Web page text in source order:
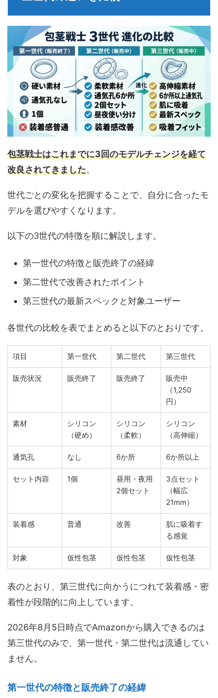
包茎戦士はこれまでに3回のモデルチェンジを経て
改良されてきました。
世代ごとの変化を把握することで、自分に合ったモ
デルを選びやすくなります。
以下の3世代の特徴を順に解説します。
第一世代の特徴と販売終了の経緯
第二世代で改善されたポイント
第三世代の最新スペックと対象ユーザー
各世代の比較を表でまとめると以下のとおりです。
項目 第一世代 第二世代 第三世代
販売状況 販売終了 販売終了
販売中
（1,250
円）
素材
シリコン
（硬め）
シリコン
（柔軟）
シリコン
（高伸縮）
通気孔 なし 6か所 6か所以上
セット内容 1個
昼用・夜用
2個セット
3点セット
（幅広
21mm）
装着感 普通 改善
肌に吸着す
る感覚
対象 仮性包茎 仮性包茎 仮性包茎
表のとおり、第三世代に向かうにつれて装着感・密
着性が段階的に向上しています。
2026年8月5日時点でAmazonから購入できるのは
第三世代のみで、第一世代・第二世代は流通してい
ません。
第一世代の特徴と販売終了の経緯